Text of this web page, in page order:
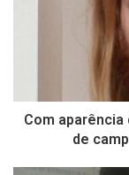
Com
de